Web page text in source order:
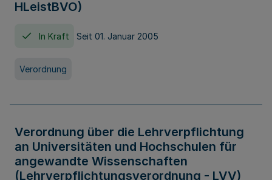
HLeistBVO)
In Kraft Seit 01. Januar 2005
Verordnung
Verordnung über die Lehrverpflichtung
an Universitäten und Hochschulen für
angewandte Wissenschaften
(Lehrverpflichtungsverordnung - LVV)